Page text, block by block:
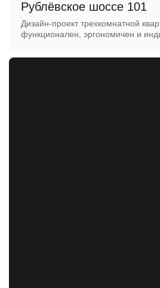
Рублёвское шоссе 101
Дизайн-проект трехкомнатной
функционален, эргономичен и